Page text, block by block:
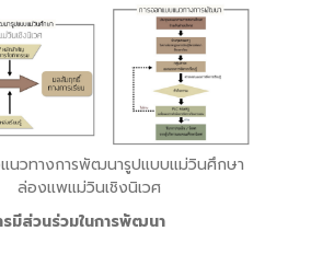
นวทางการพัฒนารูปแบบแม่วินศึกษา
ล่องแพแม่วินเชิงนิเวศ
รมีส่วนร่วมในการพัฒนา